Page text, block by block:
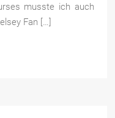
musste ich auch
Fan […]